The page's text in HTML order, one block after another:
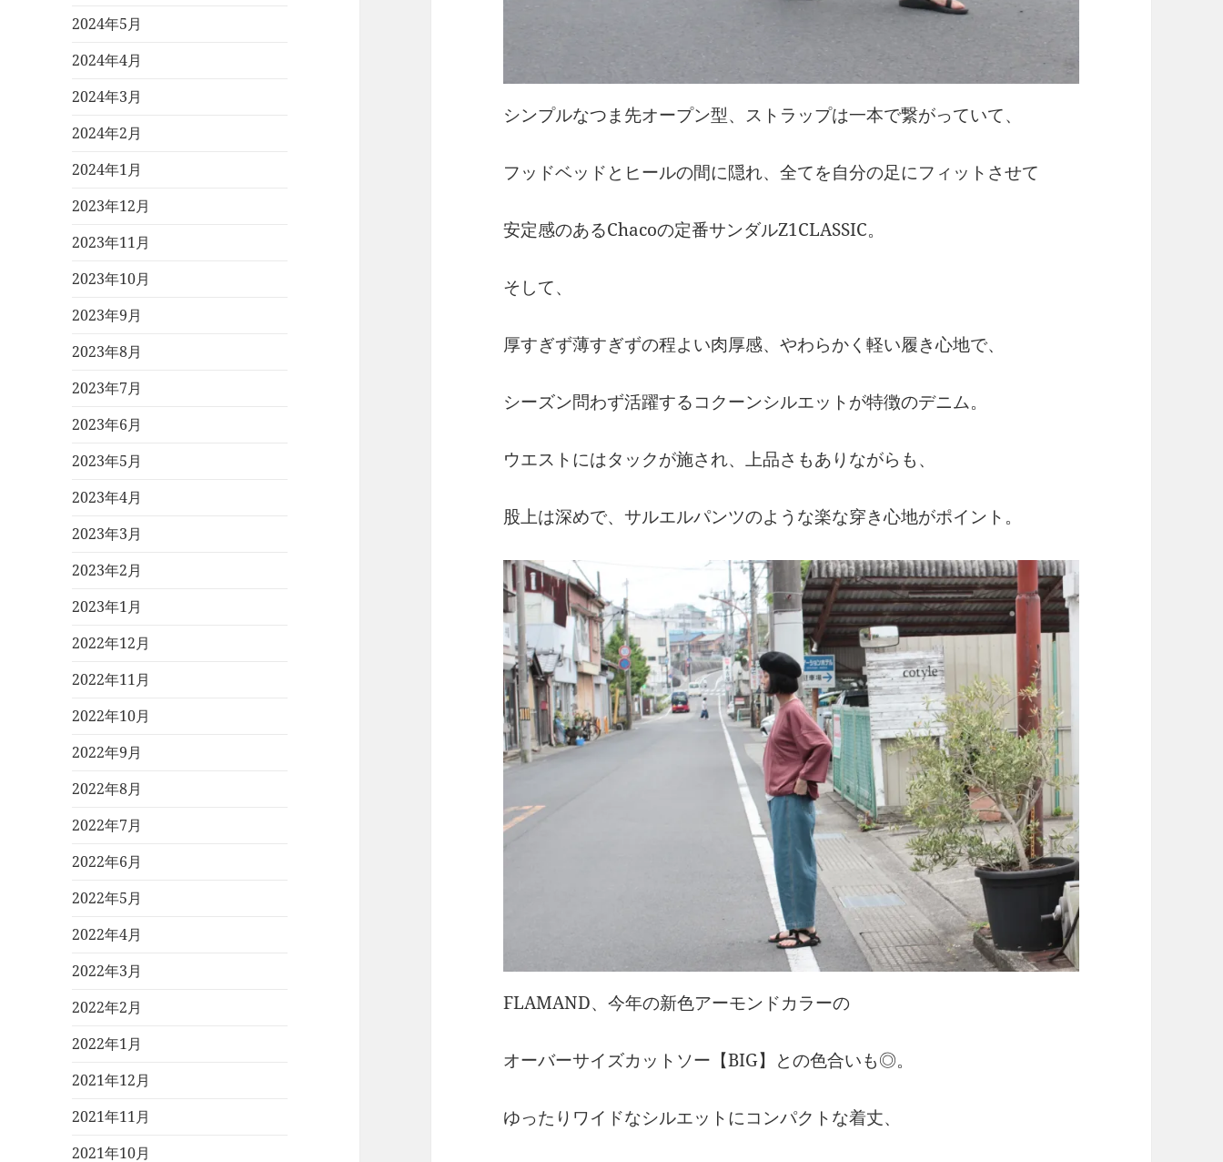
2024年5月
2024年4月
2024年3月
2024年2月
2024年1月
2023年12月
2023年11月
2023年10月
2023年9月
2023年8月
2023年7月
2023年6月
2023年5月
2023年4月
2023年3月
2023年2月
2023年1月
2022年12月
2022年11月
2022年10月
2022年9月
2022年8月
2022年7月
2022年6月
2022年5月
2022年4月
2022年3月
2022年2月
2022年1月
2021年12月
2021年11月
2021年10月
シンプルなつま先オープン型、ストラップは一本で繋がっていて、
フッドベッドとヒールの間に隠れ、全てを自分の足にフィットさせて
安定感のあるChacoの定番サンダルZ1CLASSIC。
そして、
厚すぎず薄すぎずの程よい肉厚感、やわらかく軽い履き心地で、
シーズン問わず活躍するコクーンシルエットが特徴のデニム。
ウエストにはタックが施され、上品さもありながらも、
股上は深めで、サルエルパンツのような楽な穿き心地がポイント。
FLAMAND、今年の新色アーモンドカラーの
オーバーサイズカットソー【BIG】との色合いも◎。
ゆったりワイドなシルエットにコンパクトな着丈、